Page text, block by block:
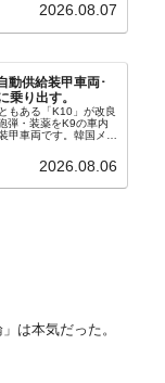
取りを行い、分割償還
2026.08.07
動供給装甲車両･
乗り出す。
もある「K10」が改良
弾・装薬をK9の車内
甲車両です。韓国メデ
2005年に初めて...
2026.08.06
は本気だった。